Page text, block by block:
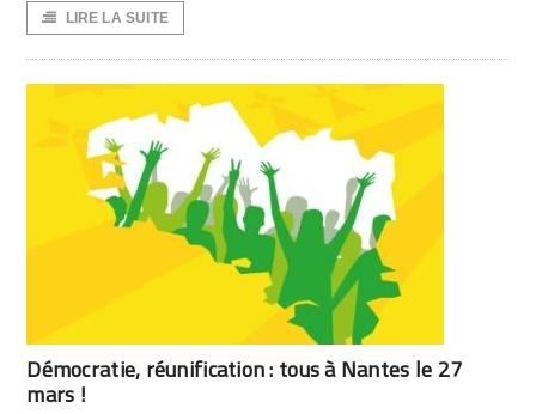
LIRE LA SUITE
Démocratie, réunification : tous à Nantes le 27
mars !